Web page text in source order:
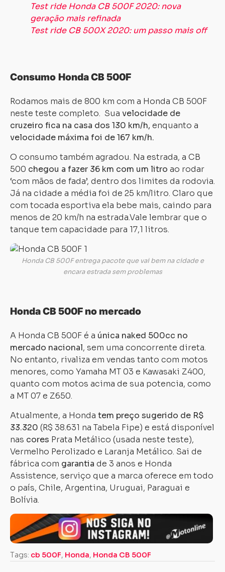
Test ride Honda CB 500F 2020: nova
geração mais refinada
Test ride CB 500X 2020: um passo mais off
Consumo Honda CB 500F
Rodamos mais de 800 km com a Honda CB 500F
neste teste completo. Sua velocidade de
cruzeiro fica na casa dos 130 km/h, enquanto a
velocidade máxima foi de 167 km/h.
O consumo também agradou. Na estrada, a CB
500 chegou a fazer 36 km com um litro ao rodar
‘com mãos de fada’, dentro dos limites da rodovia.
Já na cidade a média foi de 25 km/litro. Claro que
com tocada esportiva ela bebe mais, caindo para
menos de 20 km/h na estrada.Vale lembrar que o
tanque tem capacidade para 17,1 litros.
Honda CB 500F entrega pacote que vai bem na cidade e
encara estrada sem problemas
Honda CB 500F no mercado
A Honda CB 500F é a única naked 500cc no
mercado nacional, sem uma concorrente direta.
No entanto, rivaliza em vendas tanto com motos
menores, como Yamaha MT 03 e Kawasaki Z400,
quanto com motos acima de sua potencia, como
a MT 07 e Z650.
Atualmente, a Honda tem preço sugerido de R$
33.320 (R$ 38.631 na Tabela Fipe) e está disponível
nas cores Prata Metálico (usada neste teste),
Vermelho Perolizado e Laranja Metálico. Sai de
fábrica com garantia de 3 anos e Honda
Assistence, serviço que a marca oferece em todo
o país, Chile, Argentina, Uruguai, Paraguai e
Bolívia.
Tags: cb 500F, Honda, Honda CB 500F